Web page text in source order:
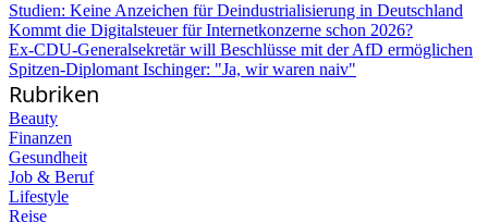
Studien: Keine Anzeichen für Deindustrialisierung in Deutschland
Kommt die Digitalsteuer für Internetkonzerne schon 2026?
Ex-CDU-Generalsekretär will Beschlüsse mit der AfD ermöglichen
Spitzen-Diplomant Ischinger: "Ja, wir waren naiv"
Rubriken
Beauty
Finanzen
Gesundheit
Job & Beruf
Lifestyle
Reise